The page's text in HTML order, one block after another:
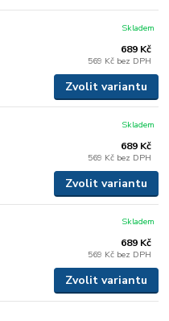
689 Kč
569 Kč bez DPH
Skladem
Zvolit variantu
689 Kč
569 Kč bez DPH
Skladem
Zvolit variantu
689 Kč
569 Kč bez DPH
Skladem
Zvolit variantu